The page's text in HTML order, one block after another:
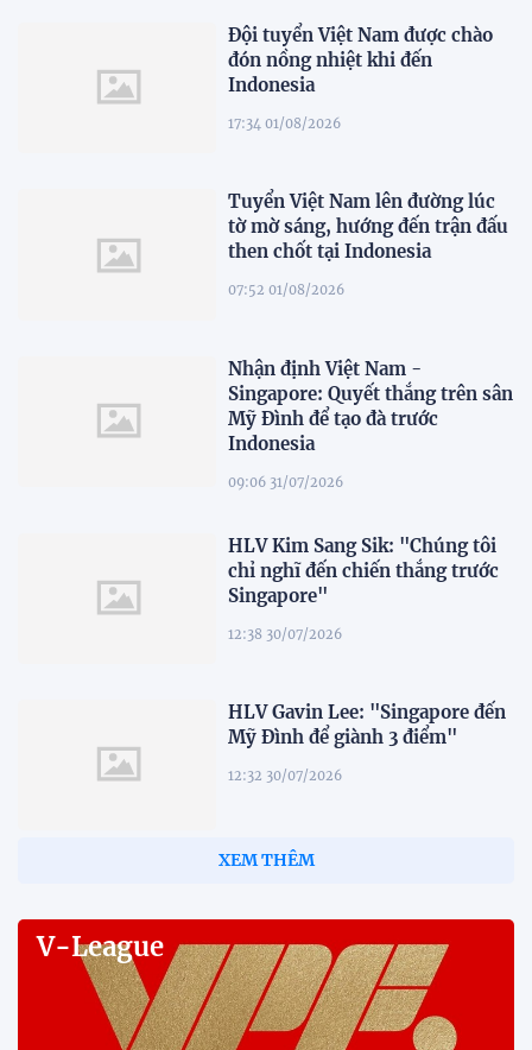
Đội tuyển Việt Nam được chào
đón nồng nhiệt khi đến
Indonesia
17:34 01/08/2026
Tuyển Việt Nam lên đường lúc
tờ mờ sáng, hướng đến trận đấu
then chốt tại Indonesia
07:52 01/08/2026
Nhận định Việt Nam -
Singapore: Quyết thắng trên sân
Mỹ Đình để tạo đà trước
Indonesia
09:06 31/07/2026
HLV Kim Sang Sik: "Chúng tôi
chỉ nghĩ đến chiến thắng trước
Singapore"
12:38 30/07/2026
HLV Gavin Lee: "Singapore đến
Mỹ Đình để giành 3 điểm"
12:32 30/07/2026
12:20 30/07/2026